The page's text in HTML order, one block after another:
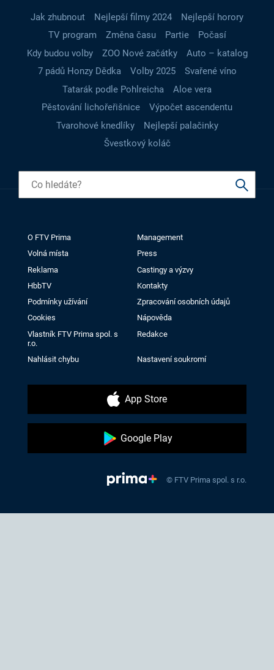
Jak zhubnout Nejlepší filmy 2024
Nejlepší horory
TV program
Změna času Partie
Počasí
Kdy budou volby
ZOO Nové začátky
Auto – katalog
7 pádů Honzy Dědka
Volby 2025
Svařené víno
Tatarák podle Pohlreicha
Aloe vera
Pěstování lichořeřišnice
Výpočet ascendentu
Tvarohové knedlíky
Nejlepší palačinky
Švestkový koláč
O FTV Prima
Management
Volná místa
Press
Reklama
Castingy a výzvy
HbbTV
Kontakty
Podmínky užívání
Zpracování osobních údajů
Cookies
Nápověda
Vlastník FTV Prima spol. s
r.o.
Redakce
Nahlásit chybu Nastavení soukromí
App Store
Google Play
© FTV Prima spol. s r.o.